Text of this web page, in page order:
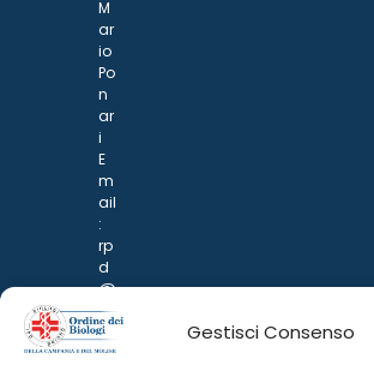
Gestisci Consenso
M
ar
io
Po
n
ar
i
E
m
ail
:
rp
d
@
p
o
n